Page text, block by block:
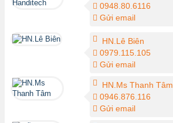
0948.80.6116
Gửi email
HN.Lê Biên
0979.115.105
Gửi email
HN.Ms Thanh Tâm
0946.876.116
Gửi email